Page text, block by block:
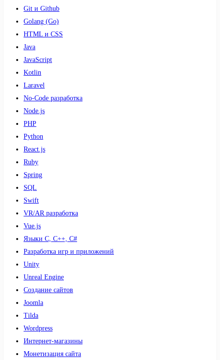
Git и Github
Golang (Go)
HTML и CSS
Java
JavaScript
Kotlin
Laravel
No-Code разработка
Node.js
PHP
Python
React.js
Ruby
Spring
SQL
Swift
VR/AR разработка
Vue.js
Языки С, С++, С#
Разработка игр и приложений
Unity
Unreal Engine
Создание сайтов
Joomla
Tilda
Wordpress
Интернет-магазины
Монетизация сайта